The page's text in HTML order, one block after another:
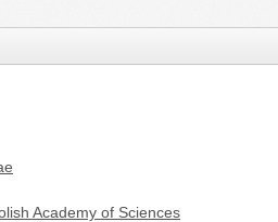
Academy of Sciences